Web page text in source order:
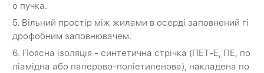
о пучка.
5. Вільний простір між жилами в осерді заповнений гі
дрофобним заповнювачем.
6. Поясна ізоляція - синтетична стрічка (ПЕТ-Е, ПЕ, по
ліамідна або паперово-поліетиленова), накладена по